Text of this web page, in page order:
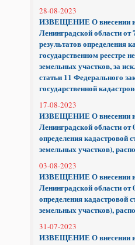
28-08-2023
ИЗВЕЩЕНИЕ О внесении
Ленинградской области
результатов определения
государственном реестре
земельных участков, за
статьи 11 Федерального
государственной
17-08-2023
ИЗВЕЩЕНИЕ О внесении
Ленинградской области
определения кадастровой
земельных участков),
03-08-2023
ИЗВЕЩЕНИЕ О внесении
Ленинградской области
определения кадастровой
земельных участков),
31-07-2023
ИЗВЕЩЕНИЕ О внесении